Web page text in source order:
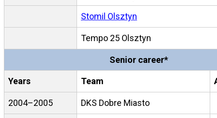
Stomil Olsztyn
Tempo 25 Olsztyn
Senior career*
Years Team
2004–2005 DKS Dobre Miasto